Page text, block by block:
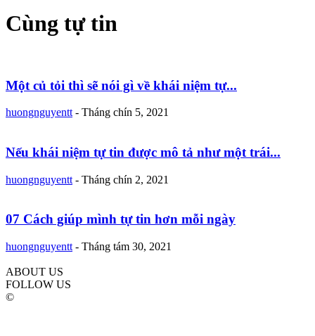
Cùng tự tin
Một củ tỏi thì sẽ nói gì về khái niệm tự...
huongnguyentt - Tháng chín 5, 2021
Nếu khái niệm tự tin được mô tả như một trái...
huongnguyentt - Tháng chín 2, 2021
07 Cách giúp mình tự tin hơn mỗi ngày
huongnguyentt - Tháng tám 30, 2021
ABOUT US
FOLLOW US
©